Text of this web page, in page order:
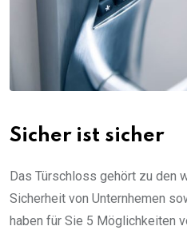
Sicher ist sicher
Das Türschloss gehört zu den
Sicherheit von Unternhemen
haben für Sie 5 Möglichkeiten